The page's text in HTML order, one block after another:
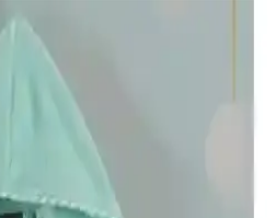
Serisi Bornoz
serisi bornozların özellikleri,
detaylı şekilde incelenerek,
olunur.
Wedding Bornoz
Seçim Rehberi